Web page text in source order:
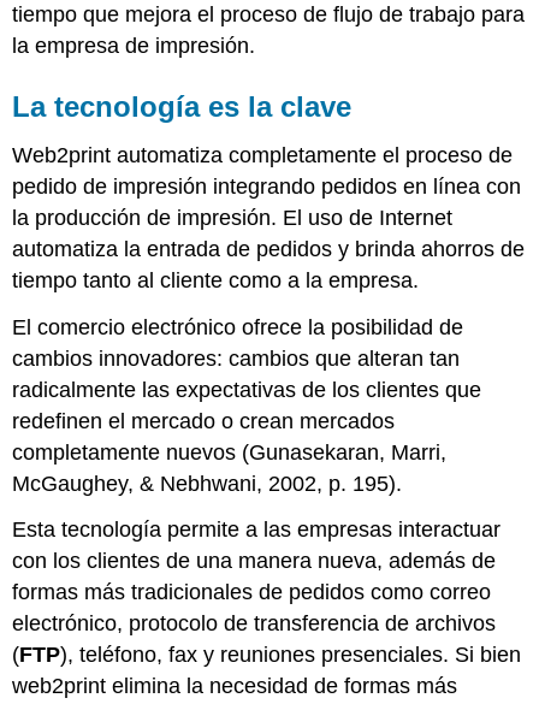
tiempo que mejora el proceso de flujo de trabajo para
la empresa de impresión.
La tecnología es la clave
Web2print automatiza completamente el proceso de
pedido de impresión integrando pedidos en línea con
la producción de impresión. El uso de Internet
automatiza la entrada de pedidos y brinda ahorros de
tiempo tanto al cliente como a la empresa.
El comercio electrónico ofrece la posibilidad de
cambios innovadores: cambios que alteran tan
radicalmente las expectativas de los clientes que
redefinen el mercado o crean mercados
completamente nuevos (Gunasekaran, Marri,
McGaughey, & Nebhwani, 2002, p. 195).
Esta tecnología permite a las empresas interactuar
con los clientes de una manera nueva, además de
formas más tradicionales de pedidos como correo
electrónico, protocolo de transferencia de archivos
(FTP), teléfono, fax y reuniones presenciales. Si bien
web2print elimina la necesidad de formas más